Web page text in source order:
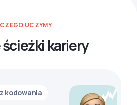
CZEGO UCZYMY
ścieżki kariery
kodowania